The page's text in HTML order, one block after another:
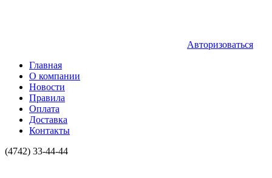
Авторизоваться
Главная
О компании
Новости
Правила
Оплата
Доставка
Контакты
(4742) 33-44-44